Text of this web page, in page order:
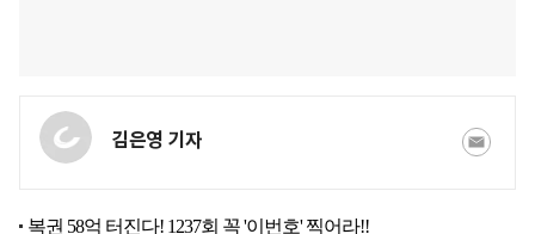
김은영 기자